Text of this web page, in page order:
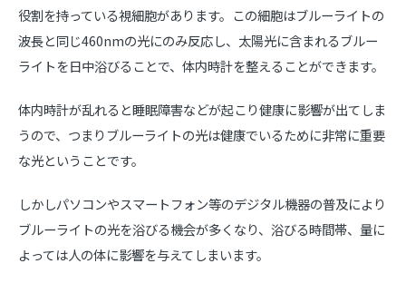
役割を持っている視細胞があります。この細胞はブルーライトの
波長と同じ460nmの光にのみ反応し、太陽光に含まれるブルー
ライトを日中浴びることで、体内時計を整えることができます。
体内時計が乱れると睡眠障害などが起こり健康に影響が出てしま
うので、つまりブルーライトの光は健康でいるために非常に重要
な光ということです。
しかしパソコンやスマートフォン等のデジタル機器の普及により
ブルーライトの光を浴びる機会が多くなり、浴びる時間帯、量に
よっては人の体に影響を与えてしまいます。